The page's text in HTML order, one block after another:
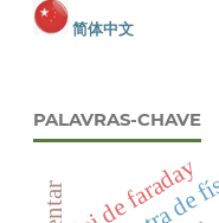
简体中文
PALAVRAS-CHAVE
lei de faraday